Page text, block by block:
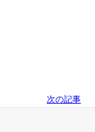
次の記事